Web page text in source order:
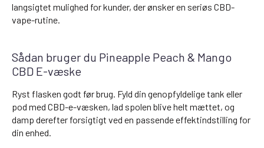
langsigtet mulighed for kunder, der ønsker en seriøs CBD-
vape-rutine.
Sådan bruger du Pineapple Peach & Mango
CBD E-væske
Ryst flasken godt før brug. Fyld din genopfyldelige tank eller
pod med CBD-e-væsken, lad spolen blive helt mættet, og
damp derefter forsigtigt ved en passende effektindstilling for
din enhed.